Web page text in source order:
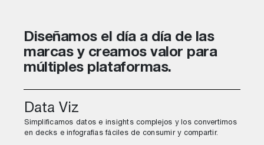
Diseñamos el día a día de las
marcas y creamos valor para
múltiples plataformas.
Data Viz
Simplificamos datos e insights complejos y los convertimos
en decks e infografías fáciles de consumir y compartir.